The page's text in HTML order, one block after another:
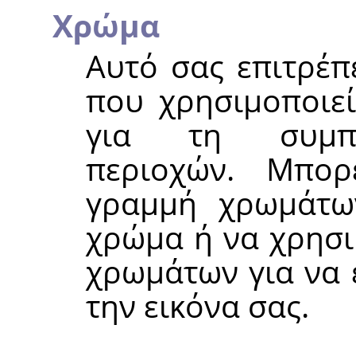
Χρώμα
Αυτό σας
που
για τη
περιοχών.
γραμμή
χρώμα ή να
χρωμάτων για να
την εικόνα σας.